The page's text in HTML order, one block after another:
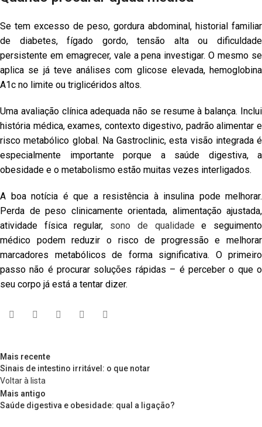
Se tem excesso de peso, gordura abdominal, historial familiar
de diabetes, fígado gordo, tensão alta ou dificuldade
persistente em emagrecer, vale a pena investigar. O mesmo se
aplica se já teve análises com glicose elevada, hemoglobina
A1c no limite ou triglicéridos altos.
Uma avaliação clínica adequada não se resume à balança. Inclui
história médica, exames, contexto digestivo, padrão alimentar e
risco metabólico global. Na Gastroclinic, esta visão integrada é
especialmente importante porque a saúde digestiva, a
obesidade e o metabolismo estão muitas vezes interligados.
A boa notícia é que a resistência à insulina pode melhorar.
Perda de peso clinicamente orientada, alimentação ajustada,
atividade física regular, sono de qualidade e seguimento
médico podem reduzir o risco de progressão e melhorar
marcadores metabólicos de forma significativa. O primeiro
passo não é procurar soluções rápidas – é perceber o que o
seu corpo já está a tentar dizer.
Mais recente
Sinais de intestino irritável: o que notar
Voltar à lista
Mais antigo
Saúde digestiva e obesidade: qual a ligação?